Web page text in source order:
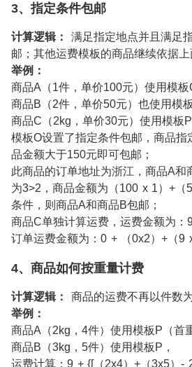
3、指定条件包邮
计算逻辑：
满足指定地点并且满足
邮；其他运费模板的商品继续依据
举例：
商品A（1件，单价100元）使用模
商品B（2件，单价50元）也使用模板
商品C（2kg，单价30元）使用模板
模板O设置了指定条件包邮，商品
品金额大于150元即可包邮；
此商品的订单地址为浙江，商品A
为3>2，商品金额为（100 x 1）+
条件，则商品A和商品B包邮；
商品C单独计算运费，运费金额为：
订单运费金额为：0 + （0x2）+（9
4、商品如何按重量计费
计算逻辑：
商品的运费不再以件数
举例：
商品A（2kg，4件）使用模板P（首
商品B（3kg，5件）使用模板P，
运费计算：9 + {[（2x4）+（3x5）